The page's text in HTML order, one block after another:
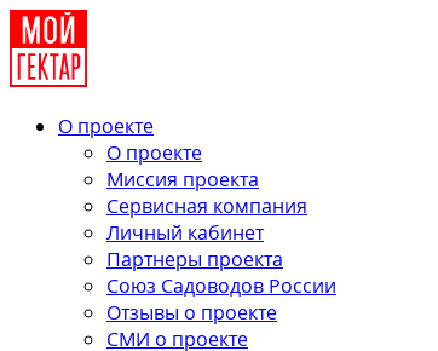
О проекте
О проекте
Миссия проекта
Сервисная компания
Личный кабинет
Партнеры проекта
Союз Садоводов России
Отзывы о проекте
СМИ о проекте